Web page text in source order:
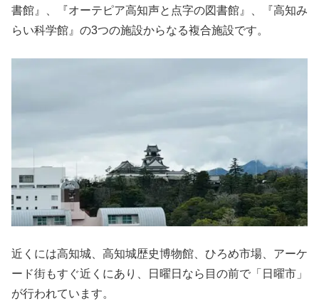
書館』、『オーテピア高知声と点字の図書館』、『高知み
らい科学館』の3つの施設からなる複合施設です。
近くには高知城、高知城歴史博物館、ひろめ市場、アーケ
ード街もすぐ近くにあり、日曜日なら目の前で「日曜市」
が行われています。